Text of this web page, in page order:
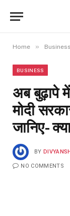
Home » Business
BUSINESS
अब बुढ़ापे
मोदी
जानिए-
BY
NO COMMENTS